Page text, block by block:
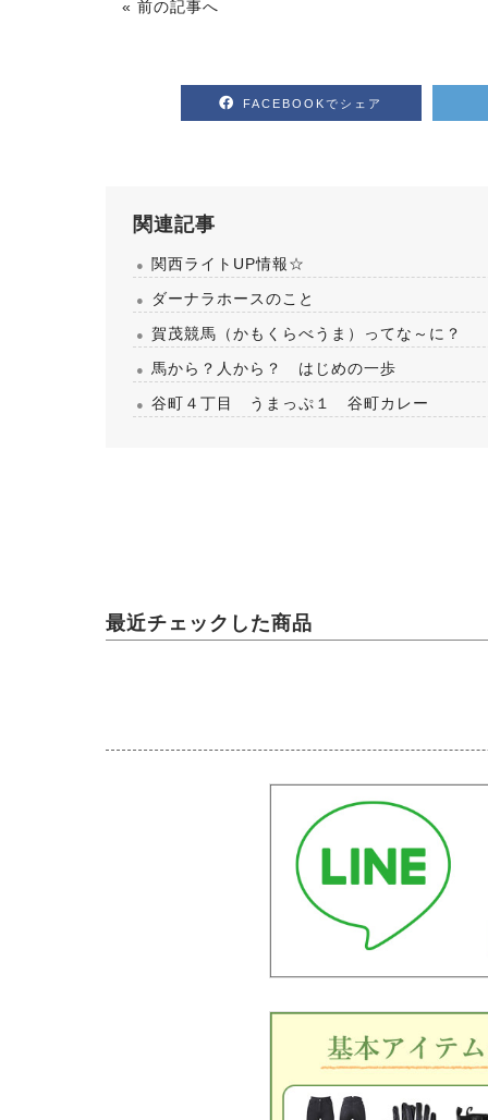
« 前の記事へ
FACEBOOKでシェア
関連記事
関西ライトUP情報☆
ダーナラホースのこと
賀茂競馬（かもくらべうま）ってな～に？
馬から？人から？ はじめの一歩
谷町４丁目 うまっぷ１ 谷町カレー
18）【～馬にたずさわる人全て
馬のおやつ New Flavor登場
最近チェックした商品